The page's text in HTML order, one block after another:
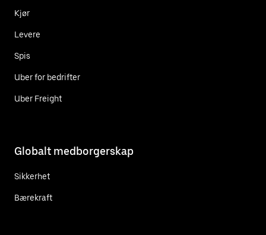
Kjør
Levere
Spis
Uber for bedrifter
Uber Freight
Globalt medborgerskap
Sikkerhet
Bærekraft